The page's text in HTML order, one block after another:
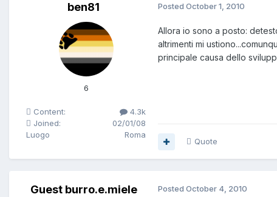
ben81
6
Content:
4.3k
Joined:
02/01/08
Luogo
Roma
Posted October 1, 2010
Allora io sono a posto:
altrimenti mi
principale causa dello
Quote
Guest burro.e.miele Posted October 4, 2010